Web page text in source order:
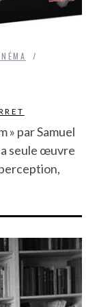
» par Samuel
seule œuvre